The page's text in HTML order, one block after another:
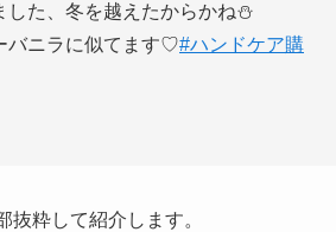
た、冬を越えたからかね⛄️
バニラに似てます♡#ハンドケア購
粋して紹介します。